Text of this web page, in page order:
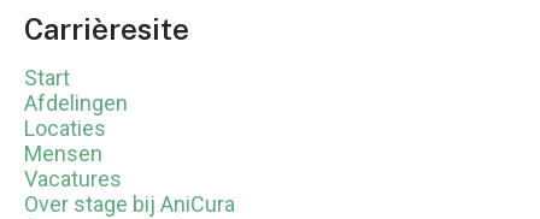
Carrièresite
Start
Afdelingen
Locaties
Mensen
Vacatures
Over stage bij AniCura